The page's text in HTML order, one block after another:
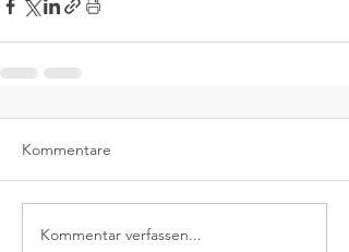
Kommentare
Kommentar verfassen...